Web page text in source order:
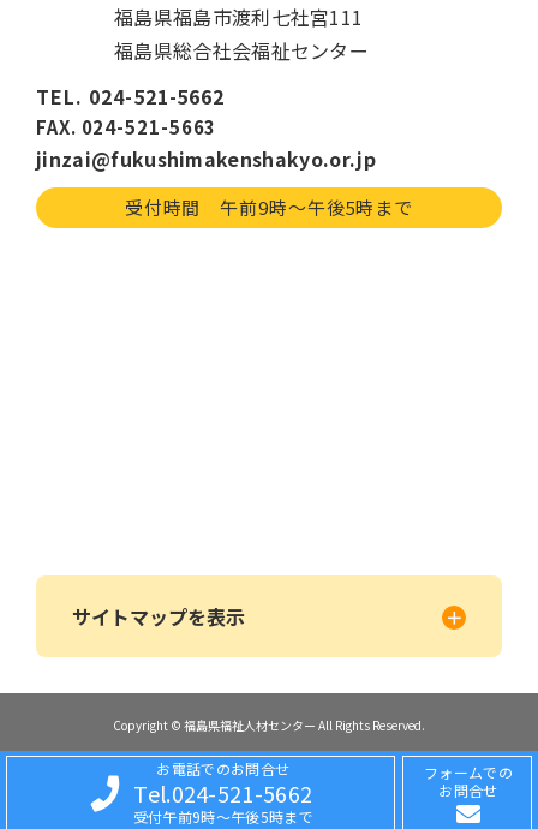
お電話でのお問合せ
Tel.024-521-5662
受付午前9時〜午後5時まで
フォームでの
お問合せ
福島県福島市渡利七社宮111
福島県総合社会福祉センター
TEL. 024-521-5662
FAX. 024-521-5663
jinzai@fukushimakenshakyo.or.jp
受付時間 午前9時〜午後5時まで
サイトマップを表示
Copyright © 福島県福祉人材センター All Rights Reserved.